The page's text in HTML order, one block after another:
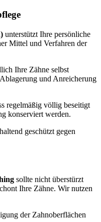
unterstützt Ihre persönliche
Mittel und Verfahren der
Ihre Zähne selbst
und Anreicherung
regelmäßig völlig beseitigt
konserviert werden.
geschützt gegen
sollte nicht überstürzt
Ihre Zähne. Wir nutzen
der Zahnoberflächen